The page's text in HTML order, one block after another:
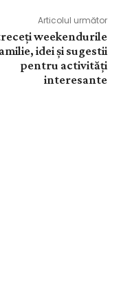
Articolul următor
weekendurile
idei și sugestii
pentru activități
interesante